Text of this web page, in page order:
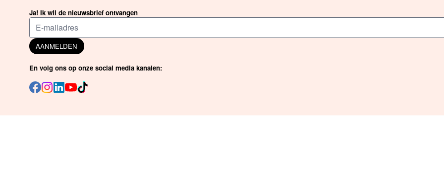
Ja! Ik wil de nieuwsbrief ontvangen
AANMELDEN
En volg ons op onze social media kanalen: